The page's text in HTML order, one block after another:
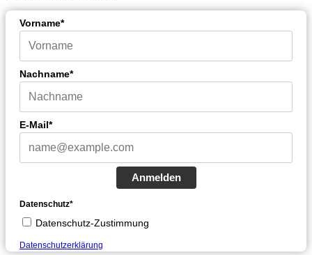
Vorname*
Nachname*
E-Mail*
Anmelden
Datenschutz*
Datenschutz-Zustimmung
Datenschutzerklärung